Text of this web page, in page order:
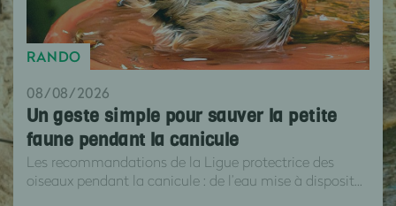
RANDO
08/08/2026
Un geste simple pour sauver la petite
faune pendant la canicule
Les recommandations de la Ligue protectrice des
oiseaux pendant la canicule : de l’eau mise à disposit...